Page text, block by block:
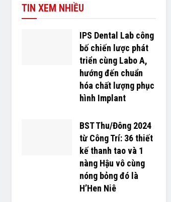
TIN XEM NHIỀU
IPS Dental Lab công
bố chiến lược phát
triển cùng Labo A,
hướng đến chuẩn
hóa chất lượng phục
hình Implant
BST Thu/Đông 2024
từ Công Trí: 36 thiết
kế thanh tao và 1
nàng Hậu vô cùng
nóng bỏng đó là
H’H­­­­en Niê